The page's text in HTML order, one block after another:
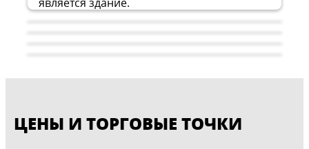
ЦЕНЫ И ТОРГОВЫЕ ТОЧКИ